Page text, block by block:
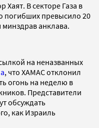
В секторе Газа в
погибших превысило 20
минздрав анклава.
на неназванных
, что ХАМАС отклонил
огонь на неделю в
Представители
обсуждать
как Израиль